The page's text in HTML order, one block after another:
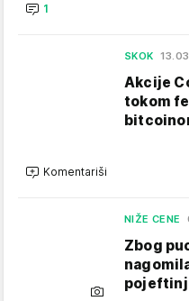
1
SKOK
Akcije
tokom
Komentariši
NIŽE CENE
Zbog